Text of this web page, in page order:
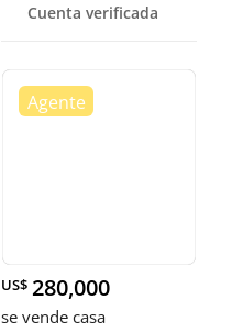
Cuenta verificada
US$ 280,000
se vende casa